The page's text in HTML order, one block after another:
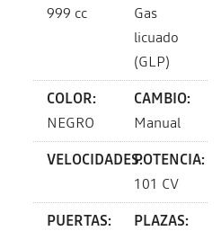
999 cc
Gas
licuado
(GLP)
COLOR:
NEGRO
CAMBIO:
Manual
VELOCIDADES:POTENCIA:
101 CV
PUERTAS:
PLAZAS: